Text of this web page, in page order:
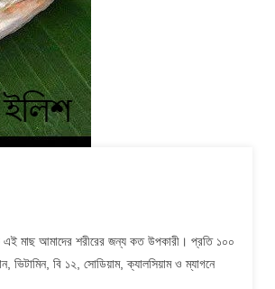
এই মাছ আমাদের শরীরের জন্য কত উপকারী। প্রতি ১০০
ভিটামিন, বি ১২, সোডিয়াম, ক্যালসিয়াম ও ম্যাগনে